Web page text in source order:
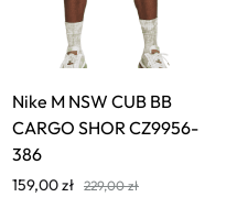
Nike M NSW CUB BB
CARGO SHOR CZ9956-
386
159,00zł 229,00zł